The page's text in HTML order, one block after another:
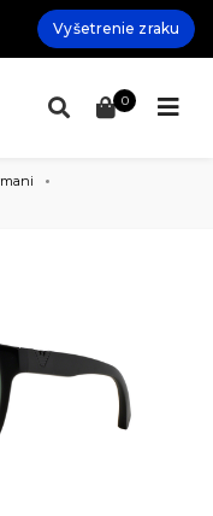
Vyšetrenie zraku
0